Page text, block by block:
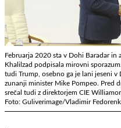
Februarja 2020 sta v Dohi Baradar in
Khalilzad podpisala mirovni
tudi Trump, osebno ga je lani jeseni
zunanji minister Mike Pompeo. Pred
srečal tudi z direktorjem CIE
Foto: Guliverimage/Vladimir